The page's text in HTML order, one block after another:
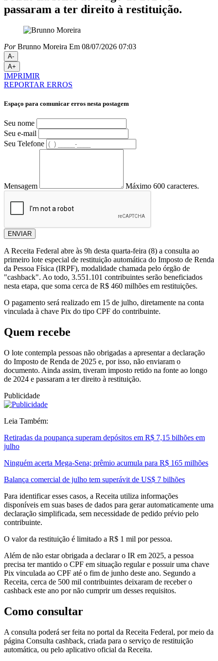
passaram a ter direito à restituição.
PorBrunno Moreira Em 08/07/2026 07:03
A-
A+
IMPRIMIR
REPORTAR ERROS
Espaço para comunicar erros nesta postagem
Seu nome
Seu e-mail
Seu Telefone
Mensagem Máximo 600 caracteres.
ENVIAR
A Receita Federal abre às 9h desta quarta-feira (8) a consulta ao
primeiro lote especial de restituição automática do Imposto de Renda
da Pessoa Física (IRPF), modalidade chamada pelo órgão de
"cashback". Ao todo, 3.551.101 contribuintes serão beneficiados
nesta etapa, que soma cerca de R$ 460 milhões em restituições.
O pagamento será realizado em 15 de julho, diretamente na conta
vinculada à chave Pix do tipo CPF do contribuinte.
Quem recebe
O lote contempla pessoas não obrigadas a apresentar a declaração
do Imposto de Renda de 2025 e, por isso, não enviaram o
documento. Ainda assim, tiveram imposto retido na fonte ao longo
de 2024 e passaram a ter direito à restituição.
Publicidade
Leia Também:
Retiradas da poupança superam depósitos em R$ 7,15 bilhões em
julho
Ninguém acerta Mega-Sena; prêmio acumula para R$ 165 milhões
Balança comercial de julho tem superávit de US$ 7 bilhões
Para identificar esses casos, a Receita utiliza informações
disponíveis em suas bases de dados para gerar automaticamente uma
declaração simplificada, sem necessidade de pedido prévio pelo
contribuinte.
O valor da restituição é limitado a R$ 1 mil por pessoa.
Além de não estar obrigada a declarar o IR em 2025, a pessoa
precisa ter mantido o CPF em situação regular e possuir uma chave
Pix vinculada ao CPF até o fim de junho deste ano. Segundo a
Receita, cerca de 500 mil contribuintes deixaram de receber o
cashback este ano por não cumprir um desses requisitos.
Como consultar
A consulta poderá ser feita no portal da Receita Federal, por meio da
página Consulta cashback, criada para o serviço de restituição
automática, ou pelo aplicativo oficial da Receita.